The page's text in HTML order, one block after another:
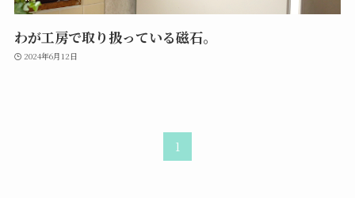
わが工房で取り扱っている磁石。
2024年6月12日
1